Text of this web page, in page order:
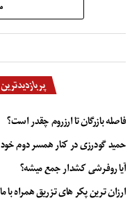
فاصله بازرگان تا ارزروم چقدر است؟
حمید گودرزی در کنار همسر دوم
آیا روفرشی کشدار جمع میشه؟
ارزان ترین پکر های تزریق همراه با